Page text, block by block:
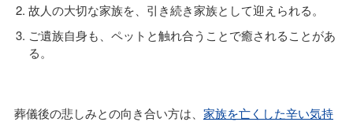
故人の大切な家族を、引き続き家族として迎えられる。
ご遺族自身も、ペットと触れ合うことで癒されることがあ
る。
葬儀後の悲しみとの向き合い方は、 家族を亡くした辛い気持